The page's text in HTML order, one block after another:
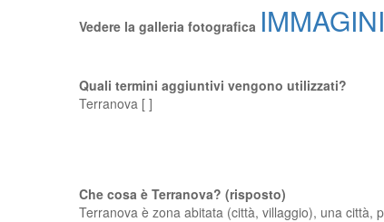
Vedere la galleria fotografica
Quali termini aggiuntivi vengono utilizzati?
Terranova [ ]
Che cosa è Terranova? (risposto)
Terranova è zona abitata (città, villaggio), una città,